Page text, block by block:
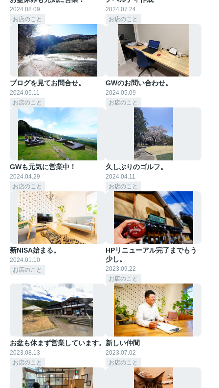
2024.08.09
お店のこと
2024.07.24
お店のこと
ブログを見てお問合せ。
2024.05.11
お店のこと
GWのお問い合わせ。
2024.05.09
お店のこと
GWも元気に営業中！
2024.04.29
お店のこと
久しぶりのゴルフ。
2024.04.11
お店のこと
新NISA始まる。
2024.01.10
お店のこと
HPリニューアル完了までもう
少し。
2023.09.22
お店のこと
お盆も休まず営業しています。
2023.08.13
お店のこと
新しい仲間
2023.07.02
お店のこと